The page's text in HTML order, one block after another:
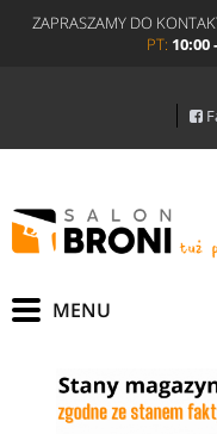
ZAPRASZAMY DO
PT: 10:00